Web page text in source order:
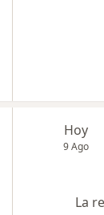
Hoy
9 Ago
La